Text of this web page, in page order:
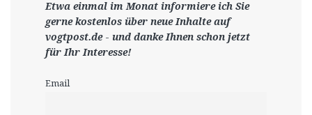
Etwa einmal im Monat informiere ich Sie
gernekostenlos über neue Inhalte auf
vogtpost.de- und danke Ihnen schon jetzt
für Ihr Interesse!
Email